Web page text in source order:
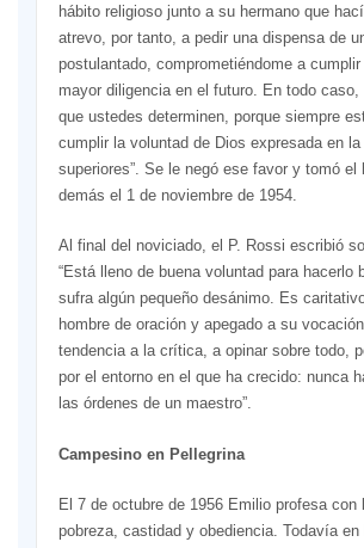
hábito religioso junto a su hermano que
atrevo, por tanto, a pedir una dispensa de
postulantado, comprometiéndome a
mayor diligencia en el futuro. En todo
que ustedes determinen, porque siempre
cumplir la voluntad de Dios expresada en
superiores”. Se le negó ese favor y tomó el
demás el 1 de noviembre de 1954.
Al final del noviciado, el P. Rossi escribió
“Está lleno de buena voluntad para hacerlo
sufra algún pequeño desánimo. Es
hombre de oración y apegado a su
tendencia a la crítica, a opinar sobre todo,
por el entorno en el que ha crecido: nunca
las órdenes de un maestro”.
Campesino en Pellegrina
El 7 de octubre de 1956 Emilio profesa con
pobreza, castidad y obediencia. Todavía